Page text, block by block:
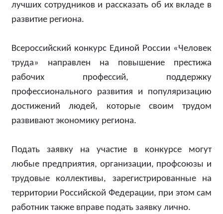
лучших сотрудников и рассказать об их вкладе в
развитие региона.
Всероссийский конкурс Единой России «Человек
труда» направлен на повышение престижа
рабочих профессий, поддержку
профессионального развития и популяризацию
достижений людей, которые своим трудом
развивают экономику региона.
Подать заявку на участие в конкурсе могут
любые предприятия, организации, профсоюзы и
трудовые коллективы, зарегистрированные на
территории Российской Федерации, при этом сам
работник также вправе подать заявку лично.